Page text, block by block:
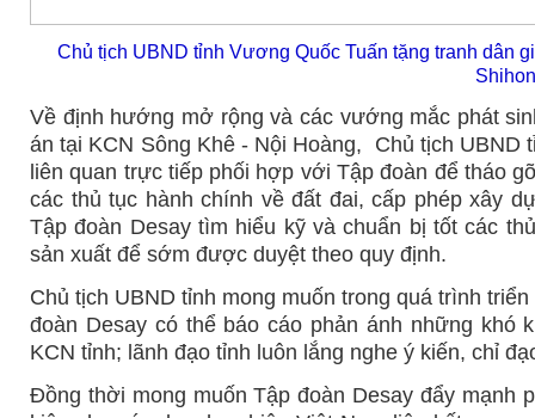
Chủ tịch UBND tỉnh Vương Quốc Tuấn tặng tranh dân
Về định hướng mở rộng và các vướng mắc phát
án tại KCN Sông Khê - Nội Hoàng, Chủ tịch UBND
liên quan trực tiếp phối hợp với Tập đoàn để tháo
các thủ tục hành chính về đất đai, cấp phép xây
Tập đoàn Desay tìm hiểu kỹ và chuẩn bị tốt các
sản xuất để sớm được duyệt theo quy định.
Chủ tịch UBND tỉnh mong muốn trong quá trình
đoàn Desay có thể báo cáo phản ánh những khó
KCN tỉnh; lãnh đạo tỉnh luôn lắng nghe ý kiến, chỉ
Đồng thời mong muốn Tập đoàn Desay đẩy mạnh